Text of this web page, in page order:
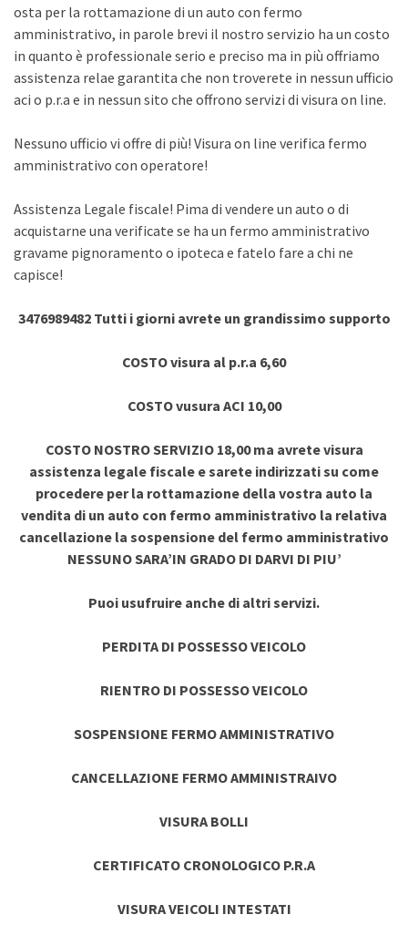
osta per la rottamazione di un auto con fermo
amministrativo, in parole brevi il nostro servizio ha un costo
in quanto è professionale serio e preciso ma in più offriamo
assistenza relae garantita che non troverete in nessun ufficio
aci o p.r.a e in nessun sito che offrono servizi di visura on line.
Nessuno ufficio vi offre di più! Visura on line verifica fermo
amministrativo con operatore!
Assistenza Legale fiscale! Pima di vendere un auto o di
acquistarne una verificate se ha un fermo amministrativo
gravame pignoramento o ipoteca e fatelo fare a chi ne
capisce!
3476989482 Tutti i giorni avrete un grandissimo supporto
COSTO visura al p.r.a 6,60
COSTO vusura ACI 10,00
COSTO NOSTRO SERVIZIO 18,00 ma avrete visura
assistenza legale fiscale e sarete indirizzati su come
procedere per la rottamazione della vostra auto la
vendita di un auto con fermo amministrativo la relativa
cancellazione la sospensione del fermo amministrativo
NESSUNO SARA’IN GRADO DI DARVI DI PIU’
Puoi usufruire anche di altri servizi.
PERDITA DI POSSESSO VEICOLO
RIENTRO DI POSSESSO VEICOLO
SOSPENSIONE FERMO AMMINISTRATIVO
CANCELLAZIONE FERMO AMMINISTRAIVO
VISURA BOLLI
CERTIFICATO CRONOLOGICO P.R.A
VISURA VEICOLI INTESTATI